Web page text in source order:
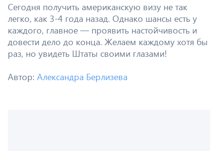
Сегодня получить американскую визу не так
легко, как 3-4 года назад. Однако шансы есть у
каждого, главное — проявить настойчивость и
довести дело до конца. Желаем каждому хотя бы
раз, но увидеть Штаты своими глазами!
Автор: Александра Берлизева